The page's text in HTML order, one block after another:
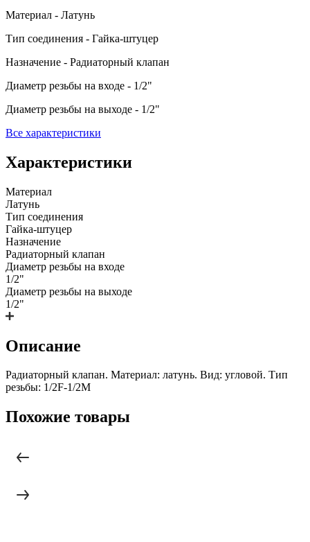
Материал - Латунь
Тип соединения - Гайка-штуцер
Назначение - Радиаторный клапан
Диаметр резьбы на входе - 1/2"
Диаметр резьбы на выходе - 1/2"
Все характеристики
Характеристики
Материал
Латунь
Тип соединения
Гайка-штуцер
Назначение
Радиаторный клапан
Диаметр резьбы на входе
1/2"
Диаметр резьбы на выходе
1/2"
Описание
Радиаторный клапан. Материал: латунь. Вид: угловой. Тип
резьбы: 1/2F-1/2М
Похожие товары